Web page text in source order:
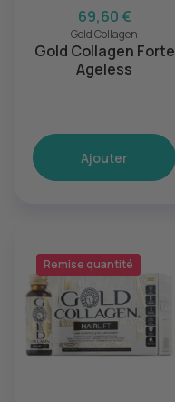
69,60 €
Gold Collagen
Gold Collagen Forte
Ageless
Ajouter
Remise quantité